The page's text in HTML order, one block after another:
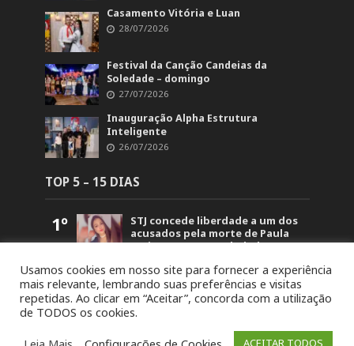
Casamento Vitória e Luan
28/07/2026
Festival da Canção Candeias da
Soledade – domingo
27/07/2026
Inauguração Alpha Estrutura
Inteligente
26/07/2026
TOP 5 – 15 DIAS
1º
STJ concede liberdade a um dos
acusados pela morte de Paula
Perin Portes em Soledade
2º
Polícia Civil prende dois
investigados por duplo
homicídio em Barros Cassal
Detonação de rochas bloqueará
trecho da BR-386 em Soledade
Usamos cookies em nosso site para fornecer a experiência
mais relevante, lembrando suas preferências e visitas
repetidas. Ao clicar em “Aceitar”, concorda com a utilização
de TODOS os cookies.
ACEITAR TODOS